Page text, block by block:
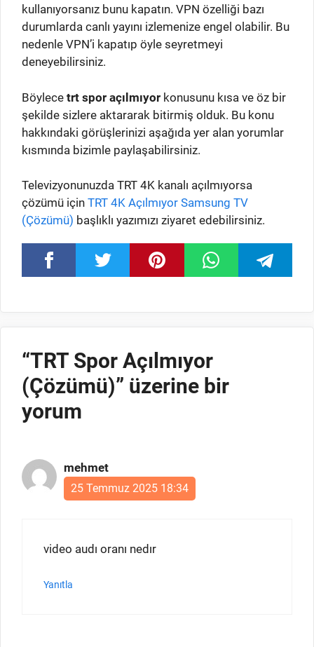
kullanıyorsanız bunu kapatın. VPN özelliği bazı
durumlarda canlı yayını izlemenize engel olabilir. Bu
nedenle VPN’i kapatıp öyle seyretmeyi
deneyebilirsiniz.
Böylece trt spor açılmıyor konusunu kısa ve öz bir
şekilde sizlere aktararak bitirmiş olduk. Bu konu
hakkındaki görüşlerinizi aşağıda yer alan yorumlar
kısmında bizimle paylaşabilirsiniz.
Televizyonunuzda TRT 4K kanalı açılmıyorsa
çözümü için TRT 4K Açılmıyor Samsung TV
(Çözümü) başlıklı yazımızı ziyaret edebilirsiniz.
“TRT Spor Açılmıyor
(Çözümü)” üzerine bir
yorum
mehmet
25 Temmuz 2025 18:34
video audı oranı nedır
Yanıtla